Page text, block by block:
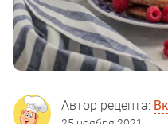
Автор рецепта: